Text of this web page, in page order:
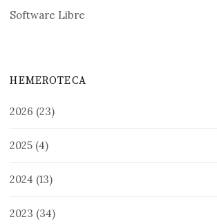
Software Libre
HEMEROTECA
2026 (23)
2025 (4)
2024 (13)
2023 (34)